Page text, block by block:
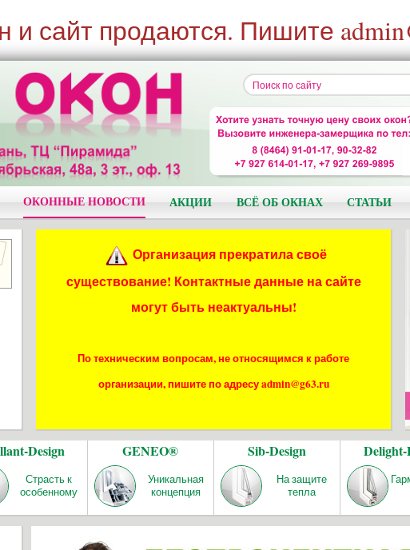
и сайт продаются. Пишите
ОКОННЫЕ НОВОСТИ АКЦИИ ВСЁ ОБ ОКНАХ СТАТЬИ
Организация прекратила своё
существование! Контактные данные на сайте
могут быть неактуальны!
По техническим вопросам, не относящимся к работе
организации, пишите по адресу admin@g63.ru
Design
Страсть к
особенному
GENEO®
Уникальная
концепция
Sib-Design
На защите
тепла
Delight-